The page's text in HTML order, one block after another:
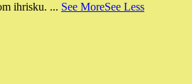
ihrisku. ... See MoreSee Less